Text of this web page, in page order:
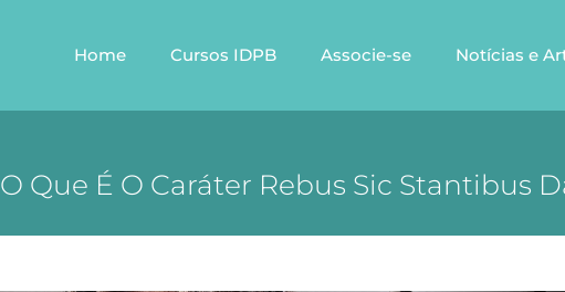
Home Cursos IDPB Associe-se Notícias e
O Que É O Caráter Rebus Sic Stantibus